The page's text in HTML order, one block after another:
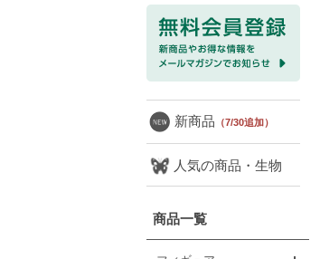
新商品 （7/30追加）
人気の商品・生物
商品一覧